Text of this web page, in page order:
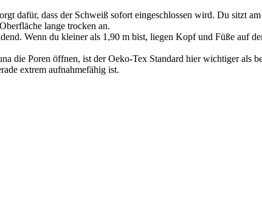
dafür, dass der Schweiß sofort eingeschlossen wird. Du sitzt
lange trocken an.
Wenn du kleiner als 1,90 m bist, liegen Kopf und Füße auf
die Poren öffnen, ist der Oeko-Tex Standard hier wichtiger als
extrem aufnahmefähig ist.